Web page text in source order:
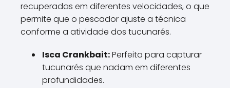
recuperadas em diferentes velocidades, o que
permite que o pescador ajuste a técnica
conforme a atividade dos tucunarés.
Isca Crankbait:Perfeita para capturar
tucunarés que nadam em diferentes
profundidades.